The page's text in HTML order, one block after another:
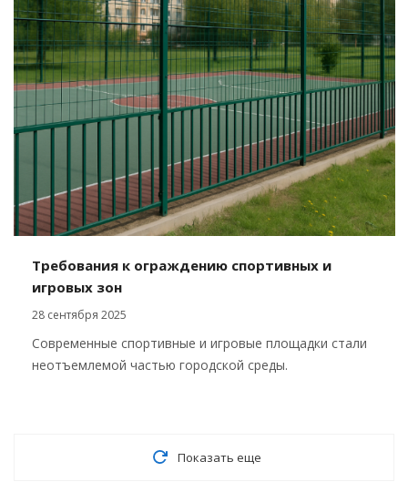
Требования к ограждению спортивных и
игровых зон
28 сентября 2025
Современные спортивные и игровые площадки стали
неотъемлемой частью городской среды.
Показать еще